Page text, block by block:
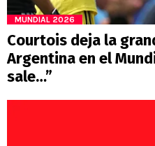
MUNDIAL 2026
Courtois deja la
Argentina en el
sale…”